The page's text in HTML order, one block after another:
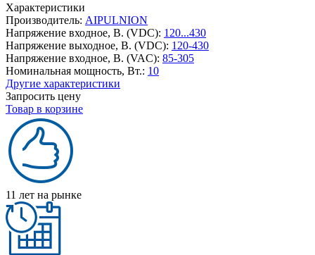
Характеристики
Производитель: AIPULNION
Напряжение входное, В. (VDC): 120...430
Напряжение выходное, В. (VDC): 120-430
Напряжение входное, В. (VAC): 85-305
Номинальная мощность, Вт.: 10
Другие характеристики
Запросить цену
Товар в корзине
11 лет на рынке